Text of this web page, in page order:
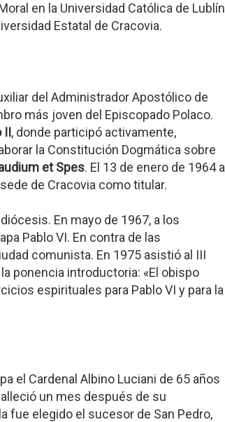
en la Universidad Católica de Lublín
Estatal de Cracovia.
del Administrador Apostólico de
más joven del Episcopado Polaco.
II, donde participó activamente,
la Constitución Dogmática sobre
et Spes. El 13 de enero de 1964 a
de Cracovia como titular.
En mayo de 1967, a los
Pablo VI. En contra de las
comunista. En 1975 asistió al III
ponencia introductoria: «El obispo
espirituales para Pablo VI y para la
el Cardenal Albino Luciani de 65 años
un mes después de su
fue elegido el sucesor de San Pedro,